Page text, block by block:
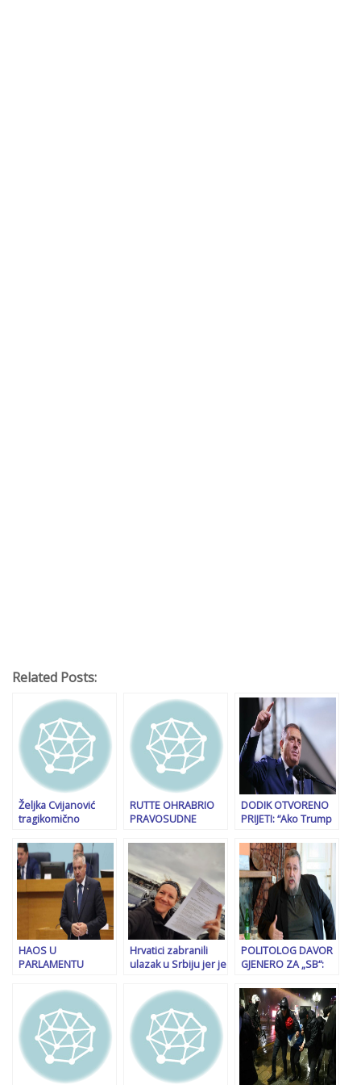
Related Posts:
Željka Cvijanović
tragikomično
Rubijevu poruku:
“To je rabota starih
struktura”
RUTTE OHRABRIO
PRAVOSUDNE
“Presuda Dodiku je
realnost. Na BiH je
da ovo riješi!”
DODIK OTVORENO
PRIJETI: “Ako Trump
politiku na ovim
prostorima kao
Biden, mi ćemo…”
HAOS U
PARLAMENTU
Pogledajte kako je
Radovan Višković
priznao da je u
kriminalu…
Hrvatici zabranili
ulazak u Srbiju jer je
prijetnja”: “Grijeh mi
je što volim Srbe i
Srbiju”
POLITOLOG DAVOR
GJENERO ZA „SB“:
agresija sada je
posve očito odraz
paničnog straha, ali
postoji i veliki
problem…